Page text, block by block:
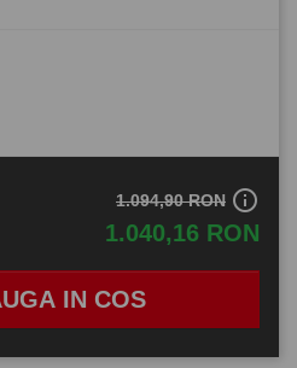
IN COS
1.040,16 RON
1.094,90 RON info_outline